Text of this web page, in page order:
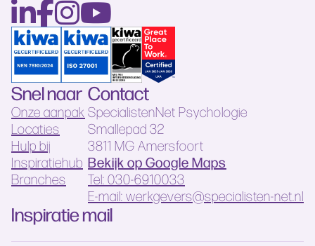
Snel naar
Onze aanpak
Locaties
Hulp bij
Inspiratiehub
Branches
Contact
SpecialistenNet Psychologie
Smallepad 32
3811 MG Amersfoort
Bekijk op Google Maps
Tel: 030-6910033
E-mail: werkgevers@specialisten-net.nl
Inspiratie mail